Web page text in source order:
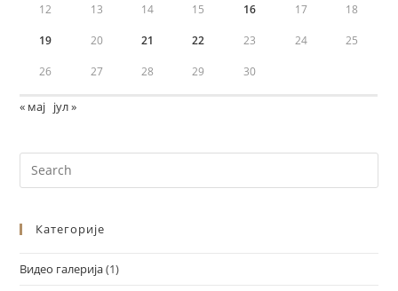
12 13 14 15 16 17 18
19 20 21 22 23 24 25
26 27 28 29 30
« мај јул »
Категорије
Видео галерија(1)